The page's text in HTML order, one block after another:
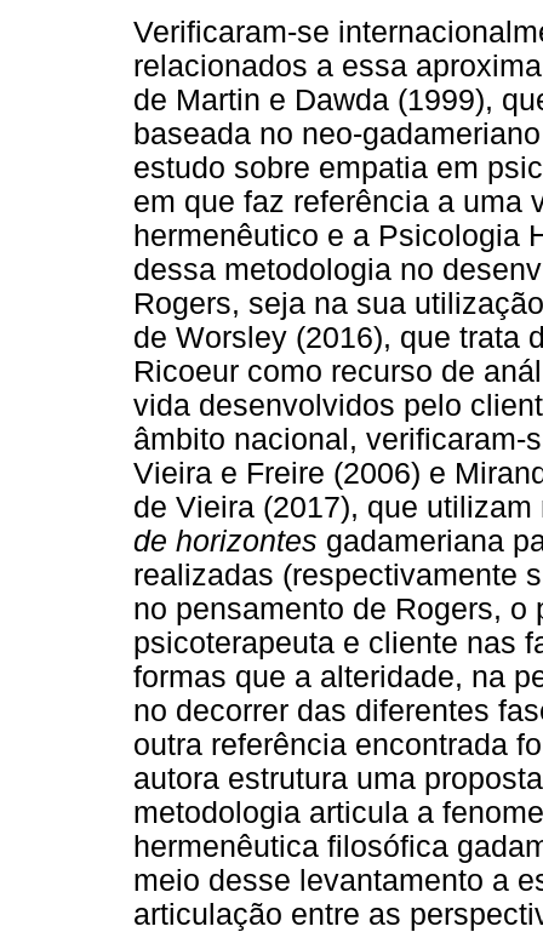
Verificaram-se
relacionados a essa
de Martin e Dawda (1999),
baseada no neo-
estudo sobre empatia em
em que faz referência a uma
hermenêutico e a Psicologia
dessa metodologia no
Rogers, seja na sua
de Worsley (2016), que trata
Ricoeur como recurso de
vida desenvolvidos pelo
âmbito nacional, verificaram-
Vieira e Freire (2006) e
de Vieira (2017), que
de horizontes gadameriana
realizadas (respectivamente
no pensamento de Rogers,
psicoterapeuta e cliente nas
formas que a alteridade, na
no decorrer das diferentes
outra referência encontrada
autora estrutura uma
metodologia articula a
hermenêutica filosófica
meio desse levantamento a
articulação entre as